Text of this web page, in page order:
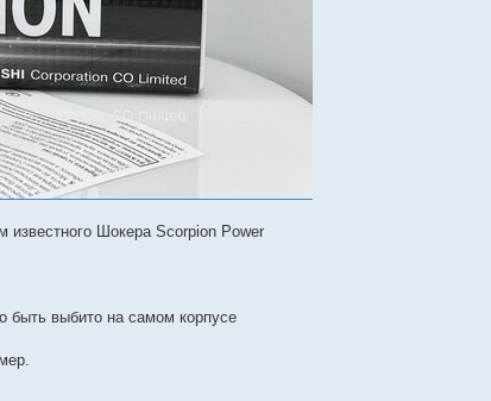
известного Шокера Scorpion Power
быть выбито на самом корпусе